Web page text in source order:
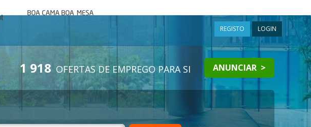
mesa
REGISTO LOGIN
1 918 OFERTAS DE EMPREGO PARA SI ANUNCIAR >